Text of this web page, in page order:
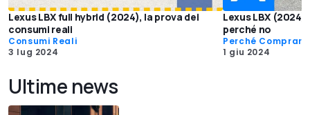
Lexus LBX full hybrid (2024), la prova dei
consumi reali
Consumi Reali
3 lug 2024
Lexus LBX
perché no
Perché
1 giu 2024
Ultime news